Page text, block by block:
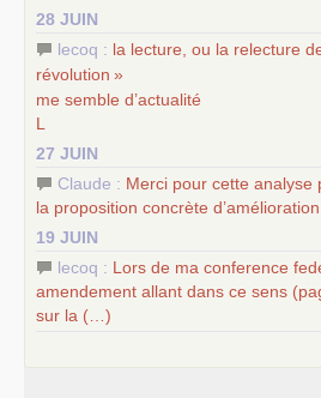
28 JUIN
lecoq : la lecture, ou la relecture
révolution »
me semble d’actualité
L
27 JUIN
Claude : Merci pour cette analyse
la proposition concrète
19 JUIN
lecoq : Lors de ma conference
amendement allant dans ce sens
sur la (…)